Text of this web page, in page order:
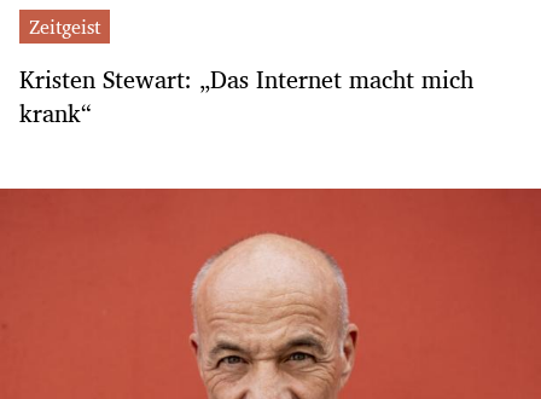
Zeitgeist
Kristen Stewart: „Das Internet macht mich
krank“